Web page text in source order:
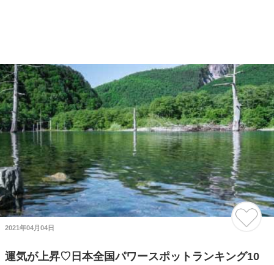
2021年04月04日
運気が上昇♡日本全国パワースポットランキング10